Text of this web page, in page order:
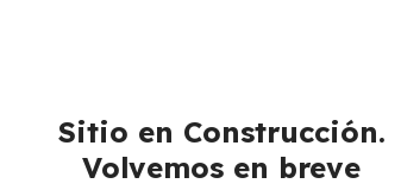
Sitio en Construcción.
Volvemos en breve